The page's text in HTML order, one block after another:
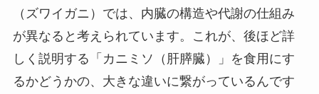
（ズワイガニ）では、内臓の構造や代謝の仕組み
が異なると考えられています。これが、後ほど詳
しく説明する「カニミソ（肝膵臓）」を食用にす
るかどうかの、大きな違いに繋がっているんです